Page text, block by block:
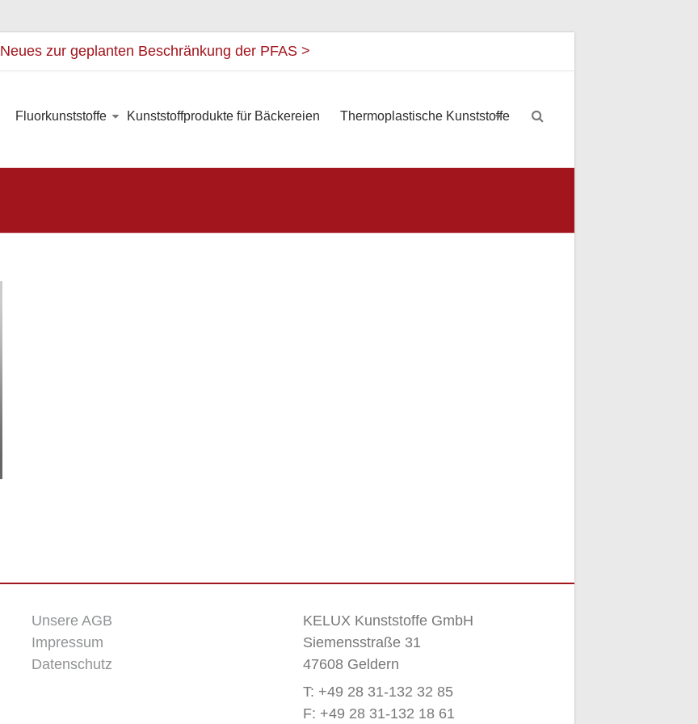
Neues zur geplanten Beschränkung der PFAS >
Fluorkunststoffe Kunststoffprodukte für Bäckereien Thermoplastische Kunststoffe
Unsere AGB
Impressum
Datenschutz
KELUX Kunststoffe GmbH
Siemensstraße 31
47608 Geldern
T: +49 28 31-132 32 85
F: +49 28 31-132 18 61